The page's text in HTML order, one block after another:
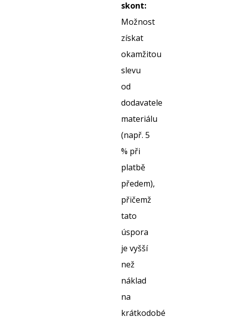
skont:
Možnost
získat
okamžitou
slevu
od
dodavatele
materiálu
(např. 5
% při
platbě
předem),
přičemž
tato
úspora
je vyšší
než
náklad
na
krátkodobé